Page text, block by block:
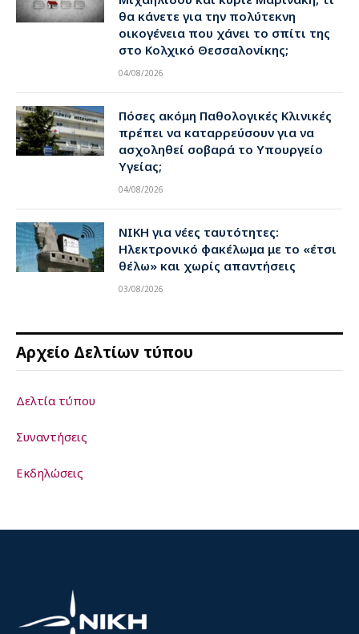
θα κάνετε για την πολύτεκνη
οικογένεια που χάνει το σπίτι της
στο Κολχικό Θεσσαλονίκης;
04/08/2026
Πόσες ακόμη Παθολογικές Κλινικές
πρέπει να καταρρεύσουν για να
ασχοληθεί σοβαρά το Υπουργείο
Υγείας;
04/08/2026
ΝΙΚΗ για νέες ταυτότητες:
Ηλεκτρονικό φακέλωμα με το «έτσι
θέλω» και χωρίς απαντήσεις
03/08/2026
Αρχείο Δελτίων τύπου
Δελτία τύπου
Συναντήσεις
Εκδηλώσεις